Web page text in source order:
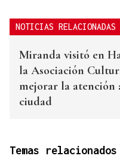
NOTICIAS RELACIONADAS
Miranda visitó en
la Asociación
mejorar la atención
ciudad
Temas relacionados